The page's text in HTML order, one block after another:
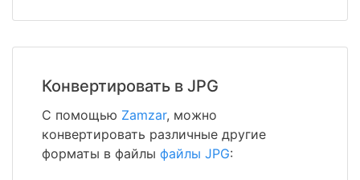
Конвертировать в JPG
С помощью Zamzar, можно
конвертировать различные другие
форматы в файлы файлы JPG: